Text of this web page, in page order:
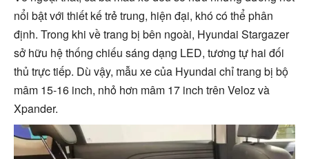
nổi bật với thiết kế trẻ trung, hiện đại, khó có thể phân
định. Trong khi về trang bị bên ngoài, Hyundai Stargazer
sở hữu hệ thống chiếu sáng dạng LED, tương tự hai đối
thủ trực tiếp. Dù vậy, mẫu xe của Hyundai chỉ trang bị bộ
mâm 15-16 inch, nhỏ hơn mâm 17 inch trên Veloz và
Xpander.